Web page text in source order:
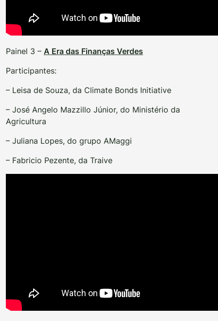
Painel 3 – A Era das Finanças Verdes
Participantes:
– Leisa de Souza, da Climate Bonds Initiative
– José Angelo Mazzillo Júnior, do Ministério da
Agricultura
– Juliana Lopes, do grupo AMaggi
– Fabricio Pezente, da Traive